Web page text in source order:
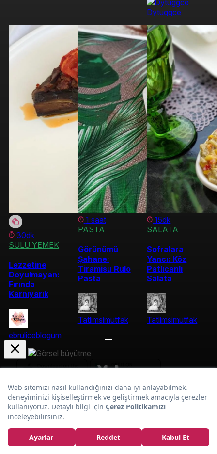
Yaban
Mersinli Muffin
Tarifi
Dytuggce
30dk
SULU YEMEK
Lezzetine
Doyulmayan:
Fırında
Karnıyarık
ebruliceblogum
1 saat
PASTA
Görünümü
Şahane:
Tiramisu Rulo
Pasta
Tatlimsimutfak
15dk
SALATA
Sofralara
Yancı: Köz
Patlıcanlı
Salata
Tatlimsimutfak
Kurumsal
En Popüler Tarifler